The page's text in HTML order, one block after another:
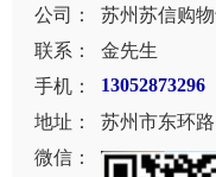
公司：
苏州苏信购
联系：
金先生
手机：
13052873296
地址：
苏州市东环
微信：